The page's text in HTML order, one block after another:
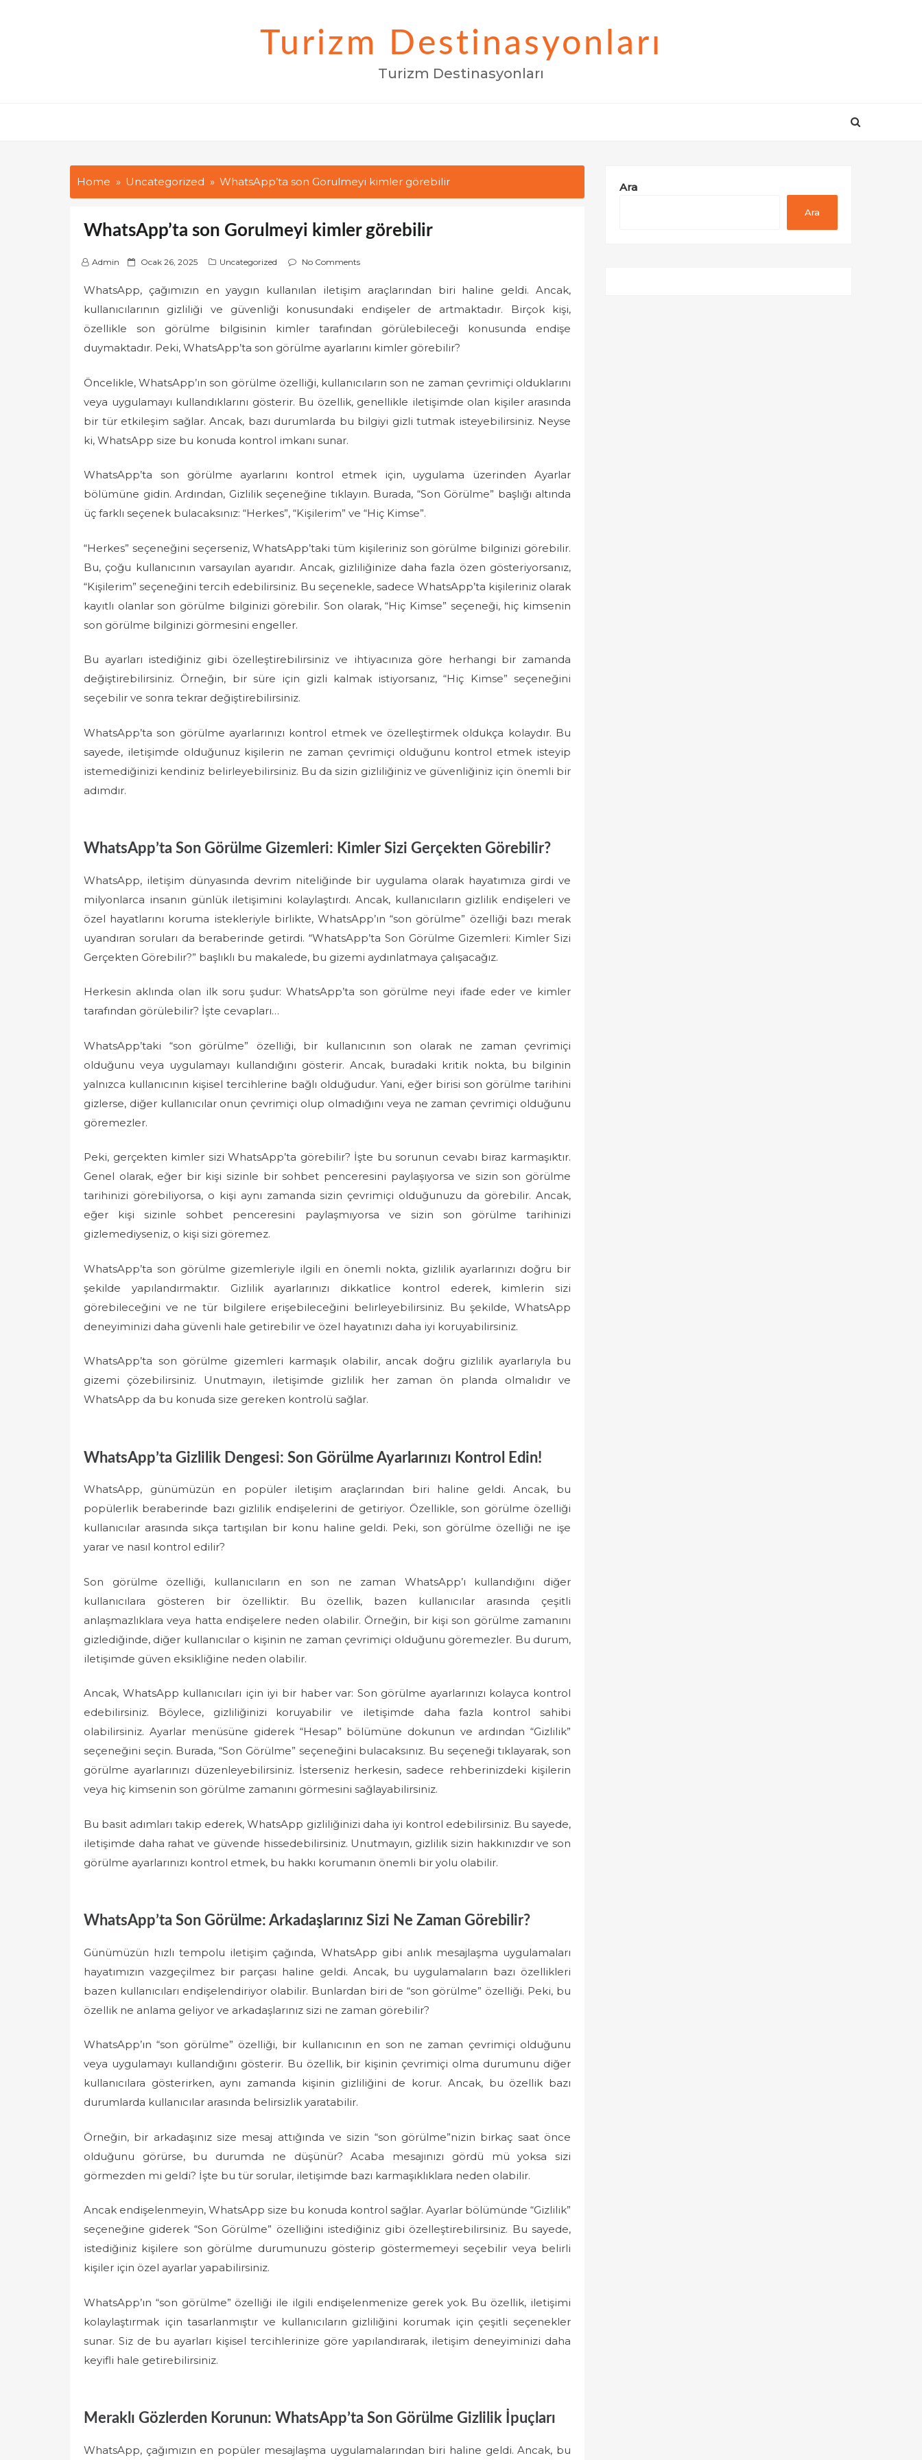
Turizm Destinasyonları
Turizm Destinasyonları
Home Uncategorized WhatsApp’ta son Gorulmeyi kimler görebilir
WhatsApp’ta son Gorulmeyi kimler görebilir
Admin
P
s
t
o
Ocak 26, 2025 Uncategorized No Comments
WhatsApp, çağımızın en yaygın kullanılan iletişim araçlarından biri haline geldi. Ancak,
kullanıcılarının gizliliği ve güvenliği konusundaki endişeler de artmaktadır. Birçok kişi,
özellikle son görülme bilgisinin kimler tarafından görülebileceği konusunda endişe
duymaktadır. Peki, WhatsApp’ta son görülme ayarlarını kimler görebilir?
Öncelikle, WhatsApp’ın son görülme özelliği, kullanıcıların son ne zaman çevrimiçi olduklarını
veya uygulamayı kullandıklarını gösterir. Bu özellik, genellikle iletişimde olan kişiler arasında
bir tür etkileşim sağlar. Ancak, bazı durumlarda bu bilgiyi gizli tutmak isteyebilirsiniz. Neyse
ki, WhatsApp size bu konuda kontrol imkanı sunar.
WhatsApp’ta son görülme ayarlarını kontrol etmek için, uygulama üzerinden Ayarlar
bölümüne gidin. Ardından, Gizlilik seçeneğine tıklayın. Burada, “Son Görülme” başlığı altında
üç farklı seçenek bulacaksınız: “Herkes”, “Kişilerim” ve “Hiç Kimse”.
“Herkes” seçeneğini seçerseniz, WhatsApp’taki tüm kişileriniz son görülme bilginizi görebilir.
Bu, çoğu kullanıcının varsayılan ayarıdır. Ancak, gizliliğinize daha fazla özen gösteriyorsanız,
“Kişilerim” seçeneğini tercih edebilirsiniz. Bu seçenekle, sadece WhatsApp’ta kişileriniz olarak
kayıtlı olanlar son görülme bilginizi görebilir. Son olarak, “Hiç Kimse” seçeneği, hiç kimsenin
son görülme bilginizi görmesini engeller.
Bu ayarları istediğiniz gibi özelleştirebilirsiniz ve ihtiyacınıza göre herhangi bir zamanda
değiştirebilirsiniz. Örneğin, bir süre için gizli kalmak istiyorsanız, “Hiç Kimse” seçeneğini
seçebilir ve sonra tekrar değiştirebilirsiniz.
WhatsApp’ta son görülme ayarlarınızı kontrol etmek ve özelleştirmek oldukça kolaydır. Bu
sayede, iletişimde olduğunuz kişilerin ne zaman çevrimiçi olduğunu kontrol etmek isteyip
istemediğinizi kendiniz belirleyebilirsiniz. Bu da sizin gizliliğiniz ve güvenliğiniz için önemli bir
adımdır.
WhatsApp’ta Son Görülme Gizemleri: Kimler Sizi Gerçekten Görebilir?
WhatsApp, iletişim dünyasında devrim niteliğinde bir uygulama olarak hayatımıza girdi ve
milyonlarca insanın günlük iletişimini kolaylaştırdı. Ancak, kullanıcıların gizlilik endişeleri ve
özel hayatlarını koruma istekleriyle birlikte, WhatsApp’ın “son görülme” özelliği bazı merak
uyandıran soruları da beraberinde getirdi. “WhatsApp’ta Son Görülme Gizemleri: Kimler Sizi
Gerçekten Görebilir?” başlıklı bu makalede, bu gizemi aydınlatmaya çalışacağız.
Herkesin aklında olan ilk soru şudur: WhatsApp’ta son görülme neyi ifade eder ve kimler
tarafından görülebilir? İşte cevapları…
WhatsApp’taki “son görülme” özelliği, bir kullanıcının son olarak ne zaman çevrimiçi
olduğunu veya uygulamayı kullandığını gösterir. Ancak, buradaki kritik nokta, bu bilginin
yalnızca kullanıcının kişisel tercihlerine bağlı olduğudur. Yani, eğer birisi son görülme tarihini
gizlerse, diğer kullanıcılar onun çevrimiçi olup olmadığını veya ne zaman çevrimiçi olduğunu
göremezler.
Peki, gerçekten kimler sizi WhatsApp’ta görebilir? İşte bu sorunun cevabı biraz karmaşıktır.
Genel olarak, eğer bir kişi sizinle bir sohbet penceresini paylaşıyorsa ve sizin son görülme
tarihinizi görebiliyorsa, o kişi aynı zamanda sizin çevrimiçi olduğunuzu da görebilir. Ancak,
eğer kişi sizinle sohbet penceresini paylaşmıyorsa ve sizin son görülme tarihinizi
gizlemediyseniz, o kişi sizi göremez.
WhatsApp’ta son görülme gizemleriyle ilgili en önemli nokta, gizlilik ayarlarınızı doğru bir
şekilde yapılandırmaktır. Gizlilik ayarlarınızı dikkatlice kontrol ederek, kimlerin sizi
görebileceğini ve ne tür bilgilere erişebileceğini belirleyebilirsiniz. Bu şekilde, WhatsApp
deneyiminizi daha güvenli hale getirebilir ve özel hayatınızı daha iyi koruyabilirsiniz.
WhatsApp’ta son görülme gizemleri karmaşık olabilir, ancak doğru gizlilik ayarlarıyla bu
gizemi çözebilirsiniz. Unutmayın, iletişimde gizlilik her zaman ön planda olmalıdır ve
WhatsApp da bu konuda size gereken kontrolü sağlar.
WhatsApp’ta Gizlilik Dengesi: Son Görülme Ayarlarınızı Kontrol Edin!
WhatsApp, günümüzün en popüler iletişim araçlarından biri haline geldi. Ancak, bu
popülerlik beraberinde bazı gizlilik endişelerini de getiriyor. Özellikle, son görülme özelliği
kullanıcılar arasında sıkça tartışılan bir konu haline geldi. Peki, son görülme özelliği ne işe
yarar ve nasıl kontrol edilir?
Son görülme özelliği, kullanıcıların en son ne zaman WhatsApp’ı kullandığını diğer
kullanıcılara gösteren bir özelliktir. Bu özellik, bazen kullanıcılar arasında çeşitli
anlaşmazlıklara veya hatta endişelere neden olabilir. Örneğin, bir kişi son görülme zamanını
gizlediğinde, diğer kullanıcılar o kişinin ne zaman çevrimiçi olduğunu göremezler. Bu durum,
iletişimde güven eksikliğine neden olabilir.
Ancak, WhatsApp kullanıcıları için iyi bir haber var: Son görülme ayarlarınızı kolayca kontrol
edebilirsiniz. Böylece, gizliliğinizi koruyabilir ve iletişimde daha fazla kontrol sahibi
olabilirsiniz. Ayarlar menüsüne giderek “Hesap” bölümüne dokunun ve ardından “Gizlilik”
seçeneğini seçin. Burada, “Son Görülme” seçeneğini bulacaksınız. Bu seçeneği tıklayarak, son
görülme ayarlarınızı düzenleyebilirsiniz. İsterseniz herkesin, sadece rehberinizdeki kişilerin
veya hiç kimsenin son görülme zamanını görmesini sağlayabilirsiniz.
Bu basit adımları takip ederek, WhatsApp gizliliğinizi daha iyi kontrol edebilirsiniz. Bu sayede,
iletişimde daha rahat ve güvende hissedebilirsiniz. Unutmayın, gizlilik sizin hakkınızdır ve son
görülme ayarlarınızı kontrol etmek, bu hakkı korumanın önemli bir yolu olabilir.
WhatsApp’ta Son Görülme: Arkadaşlarınız Sizi Ne Zaman Görebilir?
Günümüzün hızlı tempolu iletişim çağında, WhatsApp gibi anlık mesajlaşma uygulamaları
hayatımızın vazgeçilmez bir parçası haline geldi. Ancak, bu uygulamaların bazı özellikleri
bazen kullanıcıları endişelendiriyor olabilir. Bunlardan biri de “son görülme” özelliği. Peki, bu
özellik ne anlama geliyor ve arkadaşlarınız sizi ne zaman görebilir?
WhatsApp’ın “son görülme” özelliği, bir kullanıcının en son ne zaman çevrimiçi olduğunu
veya uygulamayı kullandığını gösterir. Bu özellik, bir kişinin çevrimiçi olma durumunu diğer
kullanıcılara gösterirken, aynı zamanda kişinin gizliliğini de korur. Ancak, bu özellik bazı
durumlarda kullanıcılar arasında belirsizlik yaratabilir.
Örneğin, bir arkadaşınız size mesaj attığında ve sizin “son görülme”nizin birkaç saat önce
olduğunu görürse, bu durumda ne düşünür? Acaba mesajınızı gördü mü yoksa sizi
görmezden mi geldi? İşte bu tür sorular, iletişimde bazı karmaşıklıklara neden olabilir.
Ancak endişelenmeyin, WhatsApp size bu konuda kontrol sağlar. Ayarlar bölümünde “Gizlilik”
seçeneğine giderek “Son Görülme” özelliğini istediğiniz gibi özelleştirebilirsiniz. Bu sayede,
istediğiniz kişilere son görülme durumunuzu gösterip göstermemeyi seçebilir veya belirli
kişiler için özel ayarlar yapabilirsiniz.
WhatsApp’ın “son görülme” özelliği ile ilgili endişelenmenize gerek yok. Bu özellik, iletişimi
kolaylaştırmak için tasarlanmıştır ve kullanıcıların gizliliğini korumak için çeşitli seçenekler
sunar. Siz de bu ayarları kişisel tercihlerinize göre yapılandırarak, iletişim deneyiminizi daha
keyifli hale getirebilirsiniz.
Meraklı Gözlerden Korunun: WhatsApp’ta Son Görülme Gizlilik İpuçları
WhatsApp, çağımızın en popüler mesajlaşma uygulamalarından biri haline geldi. Ancak, bu
Ara
Ara